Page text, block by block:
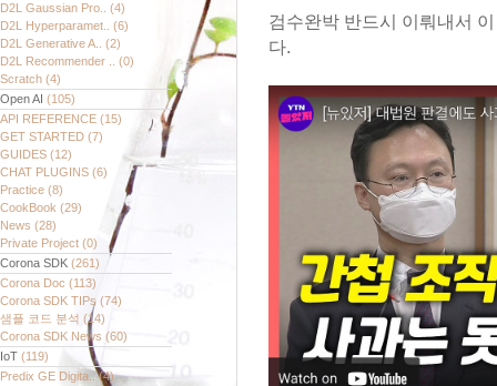
D2L Gaussian Pro.. (4)
D2L Hyperparamet.. (6)
D2L Generative A.. (2)
D2L Recommender .. (0)
Scratch (4)
Open AI (105)
API REFERENCE (15)
GET STARTED (7)
GUIDES (12)
CHAT PLUGINS (6)
Practice (8)
CookBook (29)
News (28)
Private Project (0)
Corona SDK (261)
Corona Doc (113)
Corona SDK TIPs (74)
샘플 코드 분석 (14)
Corona SDK News (60)
IoT (119)
Predix GE Digita..(4)
검수완박 반드시 이뤄내서
다.